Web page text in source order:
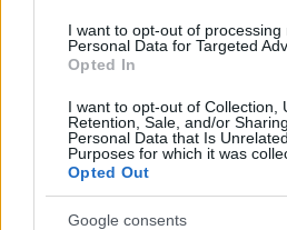
I want to opt-out of processing
Personal Data for Targeted
Opted In
I want to opt-out of Collection,
Retention, Sale, and/or
Personal Data that Is
Purposes for which it was
Opted Out
Google consents
Continua a leggere